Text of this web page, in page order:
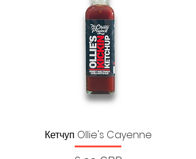
Кетчуп Ollie's Cayenne